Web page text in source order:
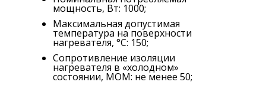
мощность, Вт: 1000;
Максимальная допустимая
температура на поверхности
нагревателя, °С: 150;
Сопротивление изоляции
нагревателя в «холодном»
состоянии, МОМ: не менее 50;